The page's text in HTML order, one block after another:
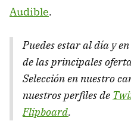
Audible.
Puedes estar al día y
de las principales
Selección en nuestro
nuestros perfiles de
Flipboard.